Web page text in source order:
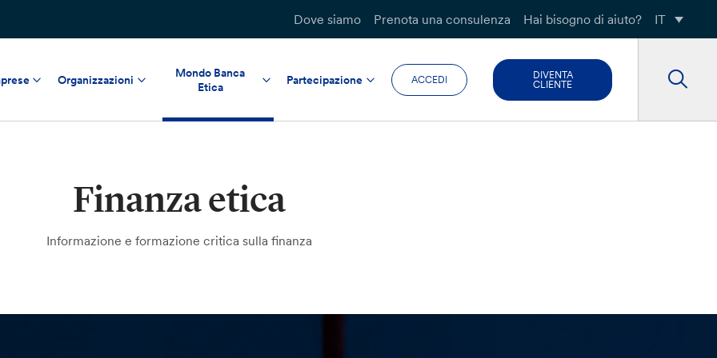
Dove siamo Prenota una consulenza Hai bisogno di aiuto? IT
Organizzazioni
Mondo Banca
Etica
Partecipazione ACCEDI
DIVENTA
CLIENTE
Finanza etica
Informazione e formazione critica sulla finanza